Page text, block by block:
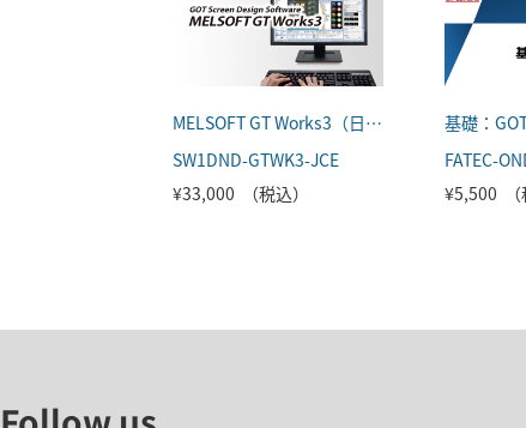
MELSOFT GT Works3（日本語版）
SW1DND-GTWK3-JCE
¥33,000 （税込）
基礎：
¥5,500 （